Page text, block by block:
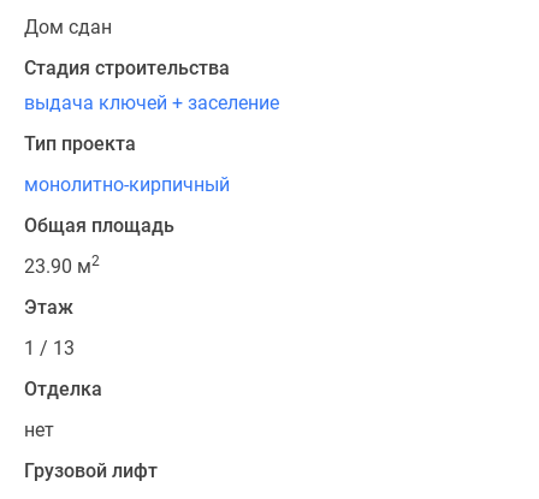
Дом сдан
Стадия строительства
выдача ключей + заселение
Тип проекта
монолитно-кирпичный
Общая площадь
23.90 м2
Этаж
1 / 13
Отделка
нет
Грузовой лифт